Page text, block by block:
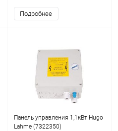
Подробнее
Панель управления 1,1кВт Hugo
Lahme (7322350)